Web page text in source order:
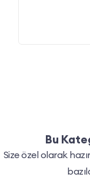
Bu
Size özel olarak